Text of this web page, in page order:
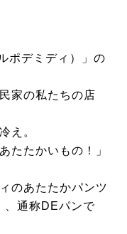
ポデミディ）」の
家の私たちの店
え。
たたかいもの！」
のあたたかパンツ
、通称DEパンで